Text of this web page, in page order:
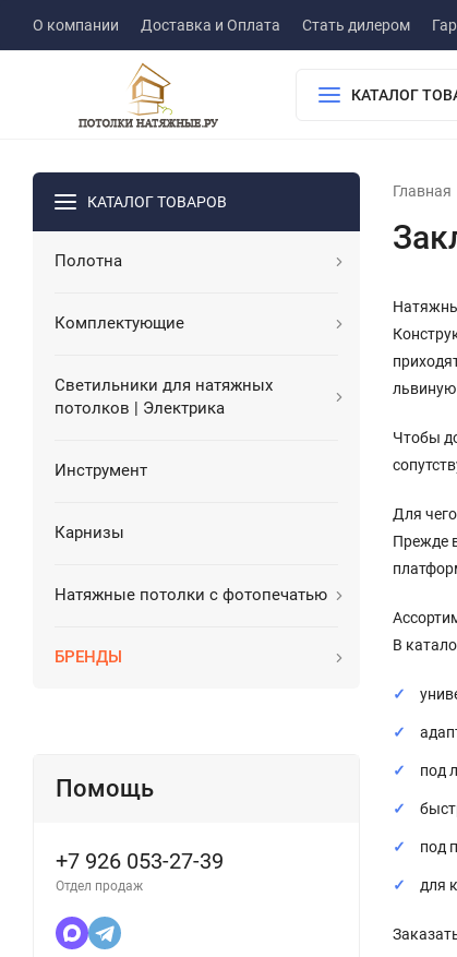
О компании Доставка и Оплата Стать дилером
КАТАЛОГ
КАТАЛОГ ТОВАРОВ
Полотна
Комплектующие
Светильники для натяжных
потолков | Электрика
Инструмент
Карнизы
Натяжные потолки с фотопечатью
БРЕНДЫ
Помощь
+7 926 053-27-39
Отдел продаж
Главная
львиную
Чтобы
Для
Прежде
В
под
под
для